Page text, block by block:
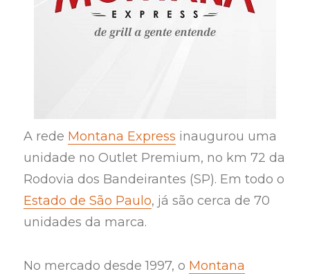
A rede Montana Express inaugurou uma
unidade no Outlet Premium, no km 72 da
Rodovia dos Bandeirantes (SP). Em todo o
Estado de São Paulo, já são cerca de 70
unidades da marca.
No mercado desde 1997, o Montana